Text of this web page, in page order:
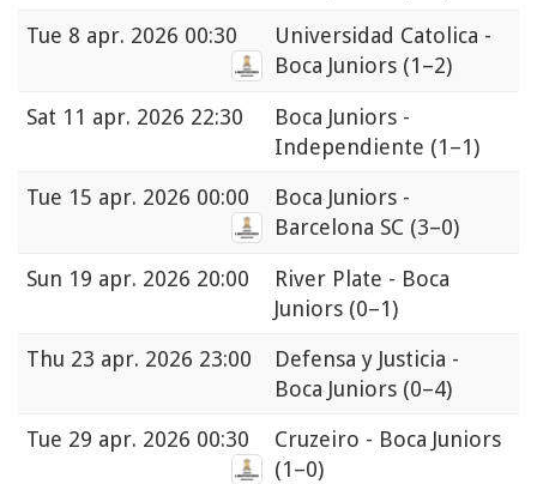
Tue 8 apr. 2026 00:30
Universidad Catolica -
Boca Juniors (1–2)
Sat 11 apr. 2026 22:30
Boca Juniors -
Independiente (1–1)
Tue 15 apr. 2026 00:00
Boca Juniors -
Barcelona SC (3–0)
Sun 19 apr. 2026 20:00
River Plate - Boca
Juniors (0–1)
Thu 23 apr. 2026 23:00
Defensa y Justicia -
Boca Juniors (0–4)
Tue 29 apr. 2026 00:30
Cruzeiro - Boca Juniors
(1–0)